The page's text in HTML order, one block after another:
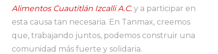
Alimentos Cuautitlán Izcalli A.C. y a participar en
esta causa tan necesaria. En Tanmax, creemos
que, trabajando juntos, podemos construir una
comunidad más fuerte y solidaria.